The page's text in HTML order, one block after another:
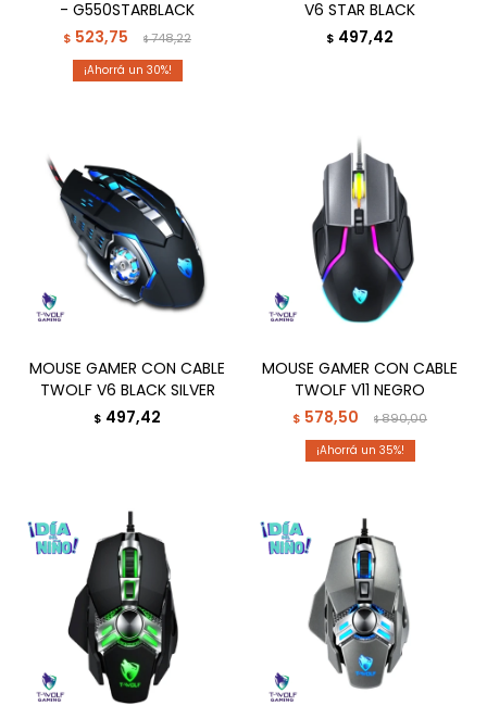
- G550STARBLACK
$ 523,75 $748,22
30
V6 STAR BLACK
$ 497,42
MOUSE GAMER CON CABLE
TWOLF V6 BLACK SILVER
$ 497,42
MOUSE GAMER CON CABLE
TWOLF V11 NEGRO
$ 578,50 $890,00
35